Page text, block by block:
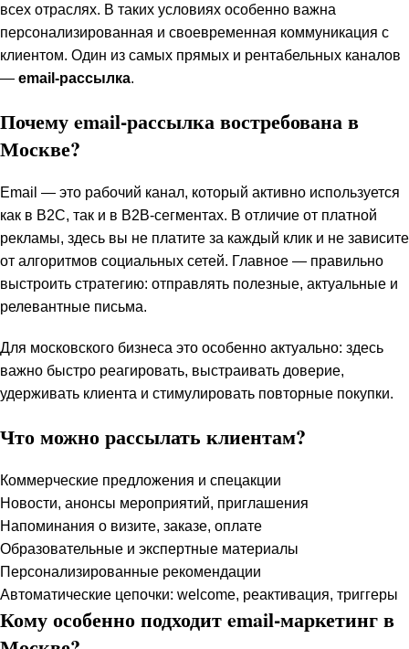
всех отраслях. В таких условиях особенно важна
персонализированная и своевременная коммуникация с
клиентом. Один из самых прямых и рентабельных каналов
— email-рассылка.
Почему email-рассылка востребована в
Москве?
Email — это рабочий канал, который активно используется
как в B2C, так и в B2B-сегментах. В отличие от платной
рекламы, здесь вы не платите за каждый клик и не зависите
от алгоритмов социальных сетей. Главное — правильно
выстроить стратегию: отправлять полезные, актуальные и
релевантные письма.
Для московского бизнеса это особенно актуально: здесь
важно быстро реагировать, выстраивать доверие,
удерживать клиента и стимулировать повторные покупки.
Что можно рассылать клиентам?
Коммерческие предложения и спецакции
Новости, анонсы мероприятий, приглашения
Напоминания о визите, заказе, оплате
Образовательные и экспертные материалы
Персонализированные рекомендации
Автоматические цепочки: welcome, реактивация, триггеры
Кому особенно подходит email-маркетинг в